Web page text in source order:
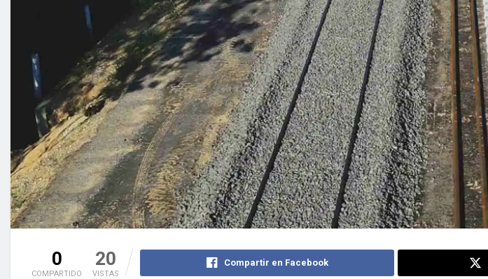
0
COMPARTIDO
20
VISTAS
Compartir en Facebook